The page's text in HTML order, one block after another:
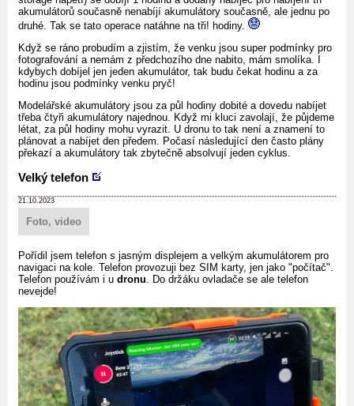
akumulátorů současně nenabíjí akumulátory současně, ale jednu po
druhé. Tak se tato operace natáhne na tři! hodiny.
Když se ráno probudím a zjistím, že venku jsou super podmínky pro
fotografování a nemám z předchozího dne nabito, mám smolíka. I
kdybych dobíjel jen jeden akumulátor, tak budu čekat hodinu a za
hodinu jsou podmínky venku pryč!
Modelářské akumulátory jsou za půl hodiny dobité a dovedu nabíjet
třeba čtyři akumulátory najednou. Když mi kluci zavolají, že půjdeme
létat, za půl hodiny mohu vyrazit. U dronu to tak není a znamení to
plánovat a nabíjet den předem. Počasí následující den často plány
překazí a akumulátory tak zbytečně absolvují jeden cyklus.
Velký telefon
21.10.2023
Foto, video
Pořídil jsem telefon s jasným displejem a velkým akumulátorem pro
navigaci na kole. Telefon provozuji bez SIM karty, jen jako "počítač".
Telefon používám i u dronu. Do držáku ovladače se ale telefon
nevejde!